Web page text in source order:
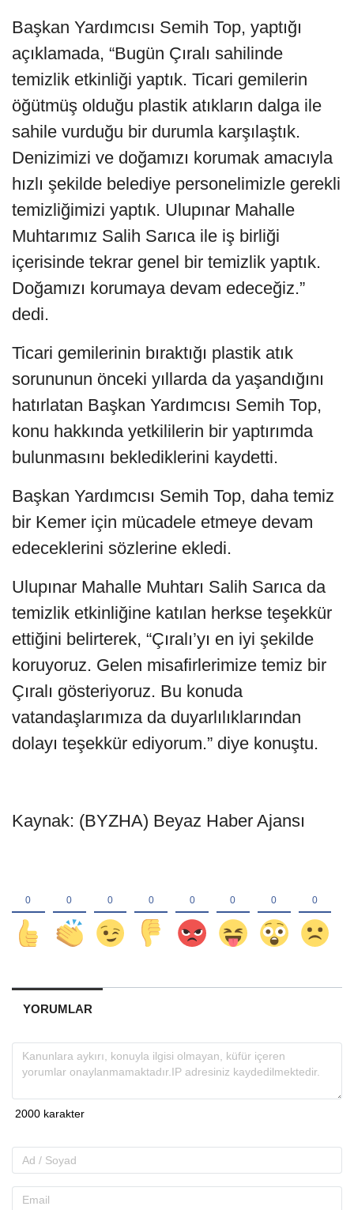
Başkan Yardımcısı Semih Top, yaptığı
açıklamada, “Bugün Çıralı sahilinde
temizlik etkinliği yaptık. Ticari gemilerin
öğütmüş olduğu plastik atıkların dalga ile
sahile vurduğu bir durumla karşılaştık.
Denizimizi ve doğamızı korumak amacıyla
hızlı şekilde belediye personelimizle gerekli
temizliğimizi yaptık. Ulupınar Mahalle
Muhtarımız Salih Sarıca ile iş birliği
içerisinde tekrar genel bir temizlik yaptık.
Doğamızı korumaya devam edeceğiz.”
dedi.
Ticari gemilerinin bıraktığı plastik atık
sorununun önceki yıllarda da yaşandığını
hatırlatan Başkan Yardımcısı Semih Top,
konu hakkında yetkililerin bir yaptırımda
bulunmasını beklediklerini kaydetti.
Başkan Yardımcısı Semih Top, daha temiz
bir Kemer için mücadele etmeye devam
edeceklerini sözlerine ekledi.
Ulupınar Mahalle Muhtarı Salih Sarıca da
temizlik etkinliğine katılan herkse teşekkür
ettiğini belirterek, “Çıralı’yı en iyi şekilde
koruyoruz. Gelen misafirlerimize temiz bir
Çıralı gösteriyoruz. Bu konuda
vatandaşlarımıza da duyarlılıklarından
dolayı teşekkür ediyorum.” diye konuştu.
Kaynak: (BYZHA) Beyaz Haber Ajansı
YORUMLAR